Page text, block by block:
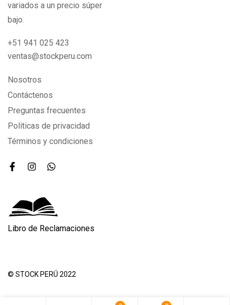
variados a un precio súper
bajo.
+51 941 025 423
ventas@stockperu.com
Nosotros
Contáctenos
Preguntas frecuentes
Políticas de privacidad
Términos y condiciones
Libro de Reclamaciones
© STOCK PERÚ 2022